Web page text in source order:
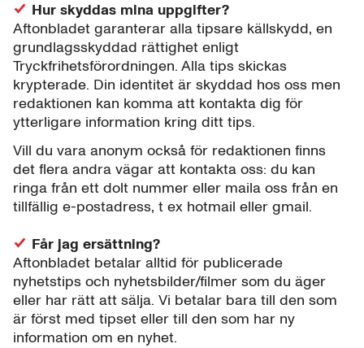
Hur skyddas mina uppgifter?
Aftonbladet garanterar alla tipsare källskydd, en
grundlagsskyddad rättighet enligt
Tryckfrihetsförordningen. Alla tips skickas
krypterade. Din identitet är skyddad hos oss men
redaktionen kan komma att kontakta dig för
ytterligare information kring ditt tips.
Vill du vara anonym också för redaktionen finns
det flera andra vägar att kontakta oss: du kan
ringa från ett dolt nummer eller maila oss från en
tillfällig e-postadress, t ex hotmail eller gmail.
Får jag ersättning?
Aftonbladet betalar alltid för publicerade
nyhetstips och nyhetsbilder/filmer som du äger
eller har rätt att sälja. Vi betalar bara till den som
är först med tipset eller till den som har ny
information om en nyhet.